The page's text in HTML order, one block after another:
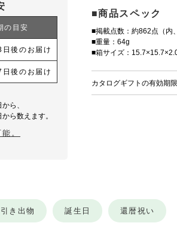
の目安
後のお届け
後のお届け
ら、
ら数えます。
。
■商品スペック
■掲載点数：約862点（内
■重量：64g
■箱サイズ：
カタログギフトの有効期
き出物 誕生日 還暦祝い